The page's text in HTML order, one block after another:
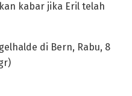
kabar jika Eril telah
di Bern, Rabu, 8